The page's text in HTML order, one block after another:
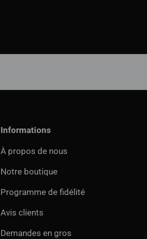
Informations
À propos de nous
Notre boutique
Programme de fidélité
Avis clients
Demandes en gros